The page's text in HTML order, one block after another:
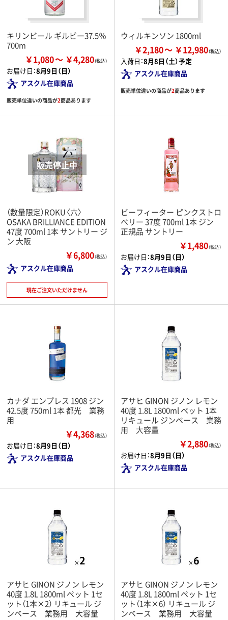
キリンビール ギルビー37.5％
700m
￥1,080 ￥4,280
お届け日：8月9日（日）
アスクル在庫商品
販売単位違いの商品が2商品あります
ウィルキンソン 1800ml
￥2,180 ￥12,980
入荷日：8月8日（土）予定
アスクル在庫商品
販売単位違いの商品が2商品あります
（数量限定）ROKU〈六〉
OSAKA BRILLIANCE EDITION
47度 700ml 1本 サントリー ジ
ン 大阪
￥6,800（税込）
アスクル在庫商品
現在ご注文いただけません
ビーフィーター ピンクストロ
ベリー 37度 700ml 1本 ジン
正規品 サントリー
￥1,480（税込）
お届け日：8月9日（日）
アスクル在庫商品
カナダ エンプレス 1908 ジン
42.5度 750ml 1本 都光 業務
用
￥4,368（税込）
お届け日：8月9日（日）
アスクル在庫商品
アサヒ GINON ジノン レモン
40度 1.8L 1800ml ペット 1本
リキュール ジンベース 業務
用 大容量
￥2,880（税込）
お届け日：8月9日（日）
アスクル在庫商品
アサヒ GINON ジノン レモン
40度 1.8L 1800ml ペット 1セ
ット（1本×2） リキュール ジ
ンベース 業務用 大容量
アサヒ GINON ジノン レモン
40度 1.8L 1800ml ペット 1セ
ット（1本×6） リキュール ジ
ンベース 業務用 大容量